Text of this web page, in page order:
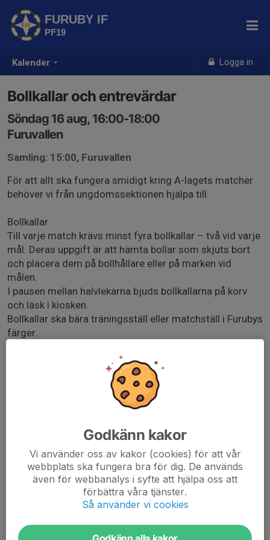
Kalender Logga in
FURUBY IF
PF19
Bollkallar och entrevärdar
Söndag 16 aug, 16:00-18:00
Furuvallen
Samling: 15:00, Furuvallen
För att allt ska fungera smidigt kring A-lagets matcher
behöver vi från ungdomssektionen hjälpa till.
Bollkallar
Till varje match krävs minst fyra bollkallar – två vid varje
mål. Deras uppgift är att hämta bollar som skjuts bort
och placera dem på bollhållare eller på marken vid
målen.
I pausen mellan halvlekarna bjuds bollkallarna på korv
och läsk i kiosken.
Bollkallar ska bära träningsställ eller matchställ i Furubys
färger.
Föräldrar till bollkallarna ansvarar för entrén.
Uppdraget innebär att vara på plats en timme före
• Sätta upp partytältet
• Placera ut skyltar med Swishkoder
• Hämta kontantkassa och halvapottenlotter från
kiosken
Efter matchen ska allt ställas undan på rätt plats.
En komplett checklista finns tillgänglig på plats.
Godkänn kakor
Vi använder oss av kakor (cookies) för att vår
webbplats ska fungera bra för dig. De används
även för webbanalys i syfte att hjälpa oss att
förbättra våra tjänster.
Så använder vi cookies